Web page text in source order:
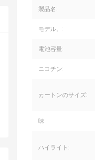
製品名:
モデル。:
電池容量:
ニコチン:
カートンのサイズ:
味:
ハイライト: